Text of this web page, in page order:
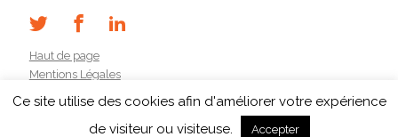
Haut de page
Mentions Légales
Contact
Ce site utilise des cookies afin d'améliorer votre expérience
de visiteur ou visiteuse.
Accepter